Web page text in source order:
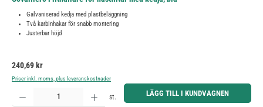
Galvaniserad kedja med plastbeläggning
Två karbinhakar för snabb montering
Justerbar höjd
Ordinarie pris:
240,69 kr
Priser inkl. moms, plus leveranskostnader
Produktkvantitet: Ange önskat belopp eller använd knapparna för att öka eller minska kvantiteten.
st. LÄGG TILL I KUNDVAGNEN